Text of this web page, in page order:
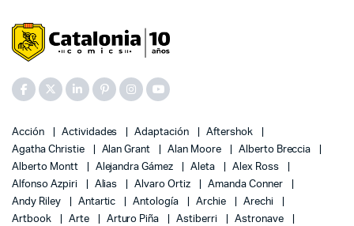
Acción Actividades Adaptación
Aftershok
Agatha Christie
Alan Grant Alan Moore
Alberto Breccia
Alberto Montt
Alejandra Gámez Aleta
Alex Ross
Alfonso Azpiri
Alias Alvaro Ortiz
Amanda Conner
Andy Riley
Antartic Antología Archie
Arechi
Artbook
Arte Arturo Piña Astiberri
Astronave